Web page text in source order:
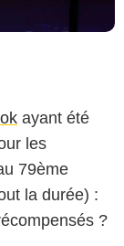
ayant été
les
79ème
la durée) :
?